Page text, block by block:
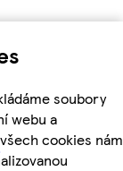
soubory
webu a
cookies nám